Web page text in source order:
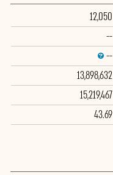
12,050
--
--
13,898,632
15,219,467
43.69